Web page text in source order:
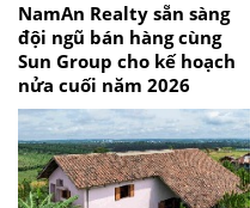
NamAn Realty sẵn sàng
đội ngũ bán hàng cùng
Sun Group cho kế hoạch
nửa cuối năm 2026